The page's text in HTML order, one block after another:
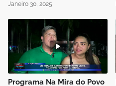
Janeiro 30, 2025
Programa Na Mira do Povo